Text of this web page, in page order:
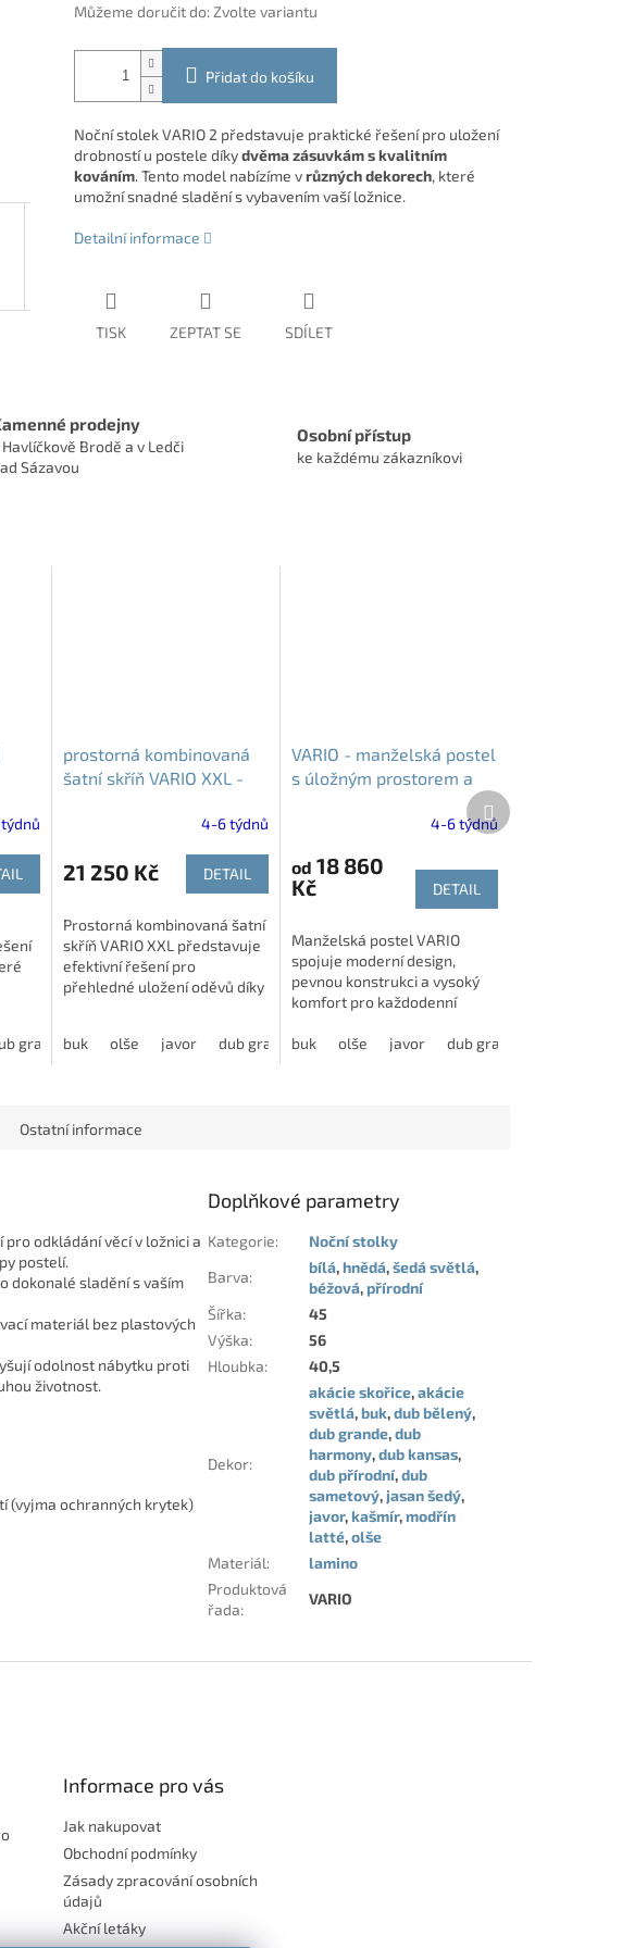
Můžeme doručit do: Zvolte variantu
Přidat do košíku
Noční stolek VARIO 2 představuje praktické řešení pro uložení
drobností u postele díkydvěma zásuvkám s kvalitním
kováním. Tento model nabízíme vrůzných dekorech, které
umožní snadné sladění s vybavením vaší ložnice.
Detailní informace
TISK ZEPTAT SE SDÍLET
prodejny
Havlíčkově Brodě a v Ledči
Sázavou
Osobní přístup
ke každému zákazníkovi
latté jasan šedý dub bělený akácie skořice dub kansas dub natur
grande dub harmony modřín latté jasan šedý dub bělený
prostorná kombinovaná
šatní skříň VARIO XXL -
4-6 týdnů
21 250 Kč DETAIL
Prostorná kombinovaná šatní
skříň VARIO XXL představuje
efektivní řešení pro
přehledné uložení oděvů díky
nabízí...
buk olše javor dub grande dub harmony modřín latté
VARIO - manželská postel
s úložným prostorem a
4-6 týdnů
od 18 860
Kč
DETAIL
Manželská postel VARIO
spojuje moderní design,
pevnou konstrukci a vysoký
komfort pro každodenní
úložnému prostoru a
buk olše javor dub grande
Další
produkt
Ostatní informace
odkládání věcí v ložnici a
postelí.
dokonalé sladění s vaším
materiál bez plastových
odolnost nábytku proti
životnost.
(vyjma ochranných krytek)
Doplňkové parametry
Kategorie:
Noční stolky
Barva:
bílá,hnědá,šedá světlá,
béžová,přírodní
Šířka:
45
Výška:
56
Hloubka: 40,5
Dekor:
akácie skořice,akácie
světlá,buk,dub bělený,
dub grande,dub
harmony,dub kansas,
dub přírodní,dub
sametový, jasan šedý,
javor,kašmír,modřín
latté,olše
Materiál:
lamino
Produktová
řada:
VARIO
Informace pro vás
Jak nakupovat
Obchodní podmínky
Zásady zpracování osobních
údajů
Akční letáky